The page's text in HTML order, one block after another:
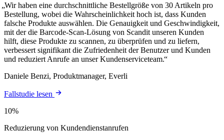
Wir haben eine durchschnittliche Bestellgröße von 30 Artikeln pro
Bestellung, wobei die Wahrscheinlichkeit hoch ist, dass Kunden
falsche Produkte auswählen. Die Genauigkeit und Geschwindigkeit,
mit der die Barcode-Scan-Lösung von Scandit unseren Kunden
hilft, diese Produkte zu scannen, zu überprüfen und zu liefern,
verbessert signifikant die Zufriedenheit der Benutzer und Kunden
und reduziert Anrufe an unser Kundenserviceteam.
Daniele Benzi, Produktmanager, Everli
Fallstudie lesen
10%
Reduzierung von Kundendienstanrufen